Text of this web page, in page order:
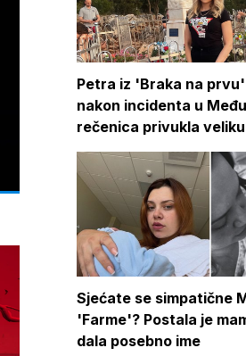
Petra iz 'Braka na
nakon incidenta u
rečenica privukla
Sjećate se simpatične
'Farme'? Postala je
dala posebno ime